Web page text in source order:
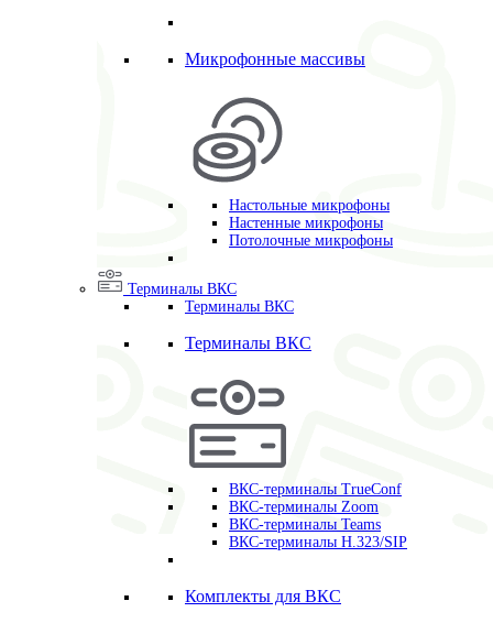
Микрофонные массивы
Настольные микрофоны
Настенные микрофоны
Потолочные микрофоны
Терминалы ВКС
Терминалы ВКС
Терминалы ВКС
ВКС-терминалы TrueConf
ВКС-терминалы Zoom
ВКС-терминалы Teams
ВКС-терминалы H.323/SIP
Комплекты для ВКС